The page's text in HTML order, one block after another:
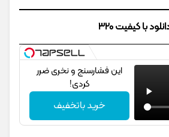
با کیفیت 320
این فشارسنج و نخری ضرر
کردی!
خرید باتخفیف